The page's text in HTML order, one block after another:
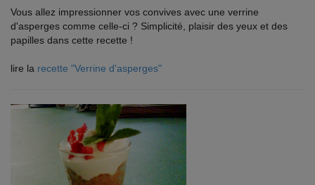
Vous allez impressionner vos convives avec une verrine
d'asperges comme celle-ci ? Simplicité, plaisir des yeux et des
papilles dans cette recette !
lire la recette "Verrine d'asperges"